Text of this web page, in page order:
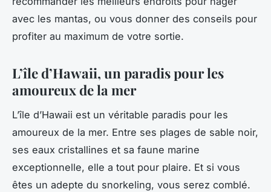
avec les mantas, ou vous donner des conseils pour
profiter au maximum de votre sortie.
L’île d’Hawaii, un paradis pour les
amoureux de la mer
L’île d’Hawaii est un véritable paradis pour les
amoureux de la mer. Entre ses plages de sable noir,
ses eaux cristallines et sa faune marine
exceptionnelle, elle a tout pour plaire. Et si vous
êtes un adepte du snorkeling, vous serez comblé.